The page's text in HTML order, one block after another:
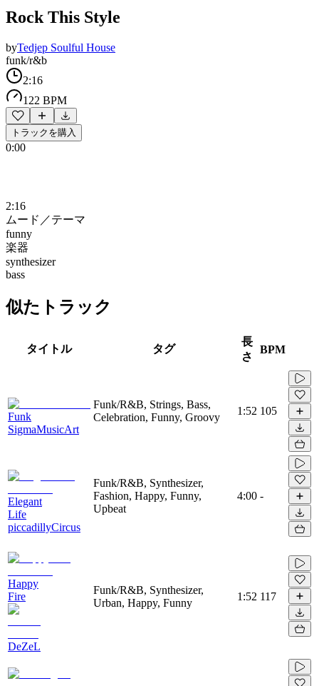
Rock This Style
byTedjep Soulful House
funk/r&b
2:16
122 BPM
トラックを購入
0:00
2:16
ムード／テーマ
funny
楽器
synthesizer
bass
似たトラック
タイトル タグ
長
さ
BPM
Funk
SigmaMusicArt
Funk/R&B, Strings, Bass,
Celebration, Funny, Groovy
1:52 105
Elegant
Life
piccadillyCircus
Funk/R&B, Synthesizer,
Fashion, Happy, Funny,
Upbeat
4:00 -
Happy
Fire
DeZeL
Funk/R&B, Synthesizer,
Urban, Happy, Funny
1:52 117